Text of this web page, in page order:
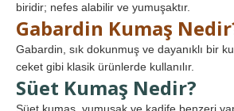
biridir; nefes alabilir ve yumuşaktır.
Gabardin Kumaş
Gabardin, sık dokunmuş ve dayanıklı bir
ceket gibi klasik ürünlerde kullanılır.
Süet Kumaş Nedir?